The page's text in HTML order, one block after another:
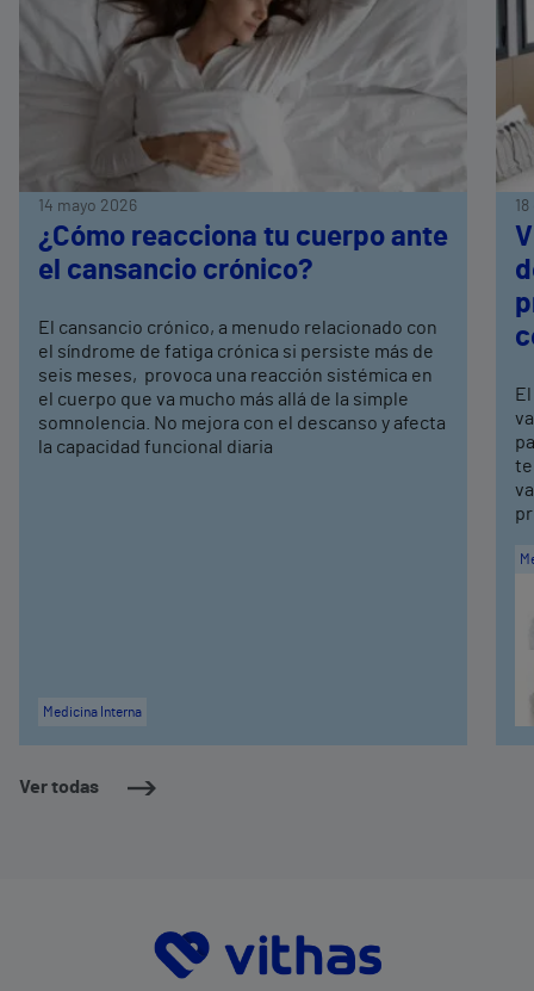
Ver todas
14 mayo 2026
¿Cómo reacciona tu cuerpo ante
el cansancio crónico?
El cansancio crónico, a menudo relacionado con
el síndrome de fatiga crónica si persiste más de
seis meses, provoca una reacción sistémica en
el cuerpo que va mucho más allá de la simple
somnolencia. No mejora con el descanso y afecta
la capacidad funcional diaria
Medicina Interna